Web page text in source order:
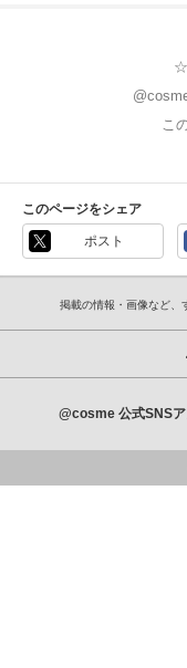
☆
こ
このページをシェア
ポスト
掲載の情報・画像など、
@cosme 公式SNS